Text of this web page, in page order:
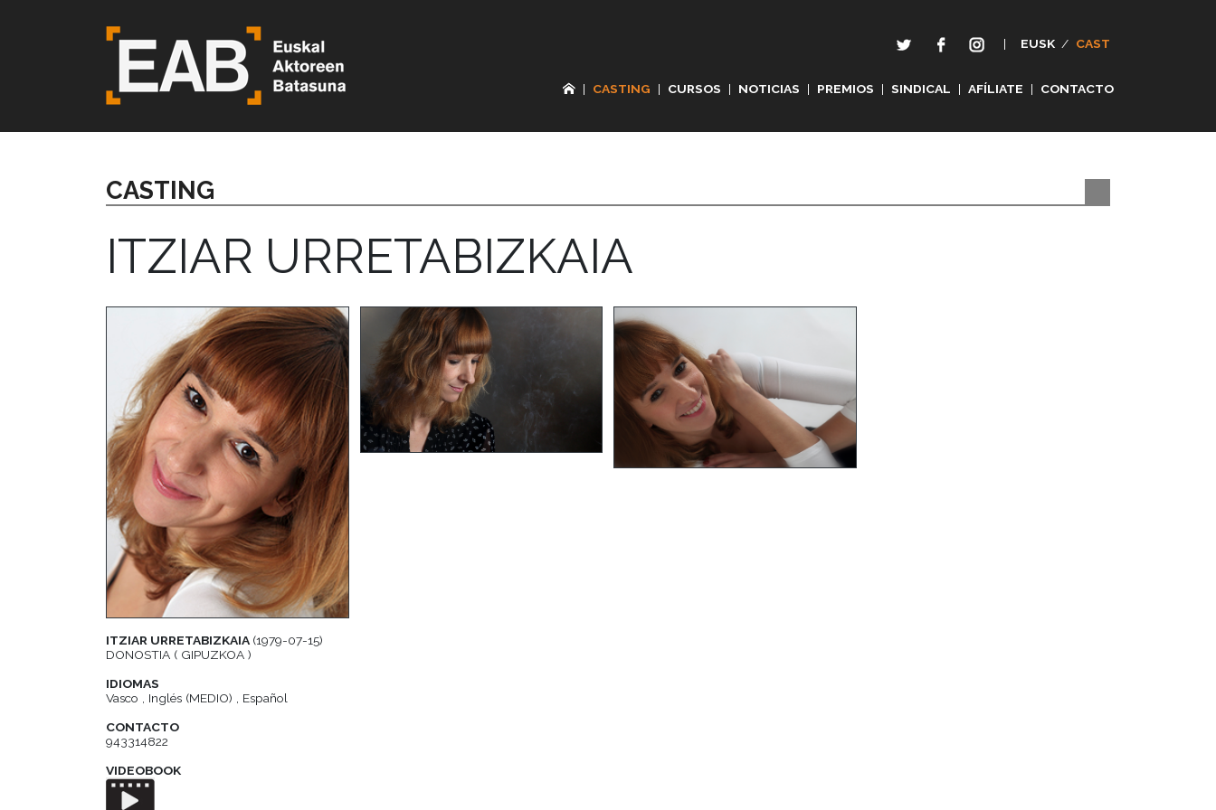
| EUSK / CAST
| CASTING | CURSOS | NOTICIAS | PREMIOS | SINDICAL | AFÍLIATE | CONTACTO
CASTING
ITZIAR URRETABIZKAIA
ITZIAR URRETABIZKAIA (1979-07-15)
DONOSTIA ( GIPUZKOA )
IDIOMAS
Vasco , Inglés (MEDIO) , Español
CONTACTO
943314822
VIDEOBOOK